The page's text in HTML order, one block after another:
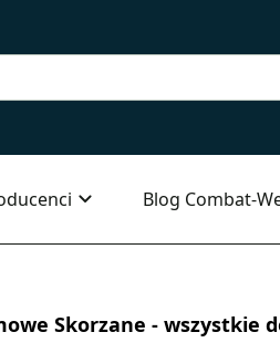
Blog Combat-
Skorzane - wszystkie